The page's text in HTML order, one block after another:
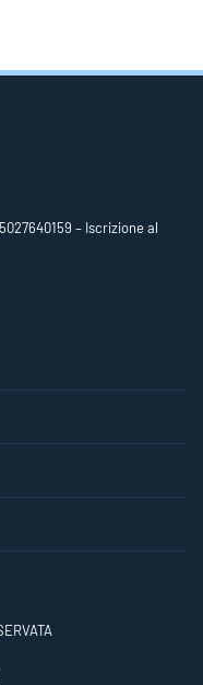
– Iscrizione al